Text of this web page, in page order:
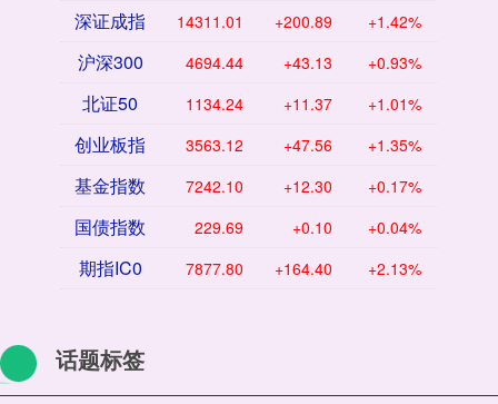
深证成指 14311.01 +200.89 +1.42%
沪深300 4694.44 +43.13 +0.93%
北证50 1134.24 +11.37 +1.01%
创业板指 3563.12 +47.56 +1.35%
基金指数 7242.10 +12.30 +0.17%
国债指数 229.69 +0.10 +0.04%
期指IC0 7877.80 +164.40 +2.13%
话题标签